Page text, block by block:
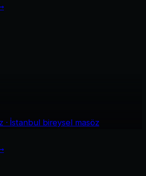
· İstanbul bireysel masöz